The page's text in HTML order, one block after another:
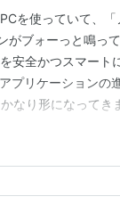
を使っていて、「
がブォーっと鳴っ
安全かつスマート
プリケーションの
なり形になってき